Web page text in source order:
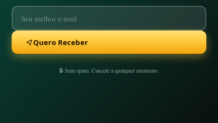
Quero Receber
🔒 Sem spam. Cancele a qualquer momento.